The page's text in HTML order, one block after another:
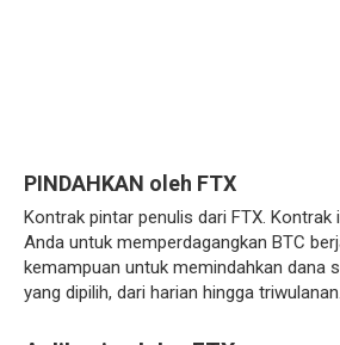
PINDAHKAN oleh FTX
Kontrak pintar penulis dari FTX. Kontrak
Anda untuk memperdagangkan BTC
kemampuan untuk memindahkan dana
yang dipilih, dari harian hingga triwulanan.